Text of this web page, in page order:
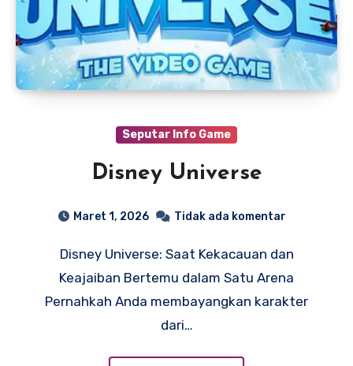
Seputar Info Game
Disney Universe
Maret 1, 2026 Tidak ada komentar
Disney Universe: Saat Kekacauan dan
Keajaiban Bertemu dalam Satu Arena
Pernahkah Anda membayangkan karakter
dari…